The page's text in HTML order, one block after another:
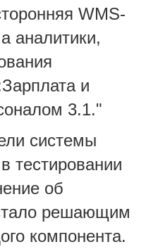
WMS-
аналитики,
и
3.1."
системы
тестировании
об
решающим
компонента.